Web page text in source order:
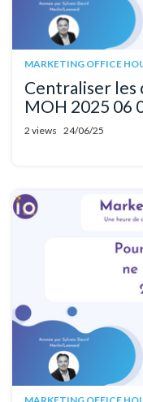
MARKETING OFFICE
Centraliser les
MOH 2025 06
2 views 24/06/25